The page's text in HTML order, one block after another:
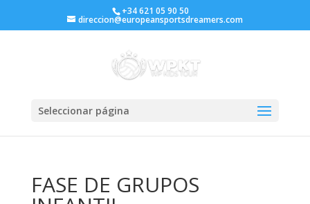
+34 621 05 90 50
direccion@europeansportsdreamers.com
Seleccionar página
FASE DE GRUPOS